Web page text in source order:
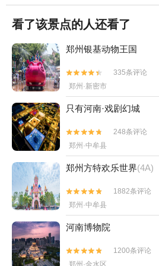
看了该景点的人还看了
郑州银基动物王国


335条评论
郑州·新密市
只有河南·戏剧幻城


248条评论
郑州·中牟县
郑州方特欢乐世界(4A)


1882条评论
郑州·中牟县
河南博物院


1200条评论